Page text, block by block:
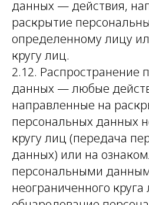
данных — действия,
раскрытие
определенному лицу
кругу лиц.
2.12. Распространение
данных — любые
направленные на
персональных данных
кругу лиц (передача
данных) или на
персональными
неограниченного